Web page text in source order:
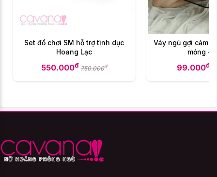
Set đồ chơi SM hỗ trợ tình dục
Hoang Lạc
550.000đ 750.000đ
Váy ngủ gợi cảm
mỏng -
99.000đ